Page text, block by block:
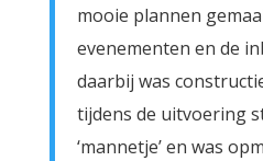
mooie plannen
evenementen en de
daarbij was
tijdens de uitvoering
‘mannetje’ en was